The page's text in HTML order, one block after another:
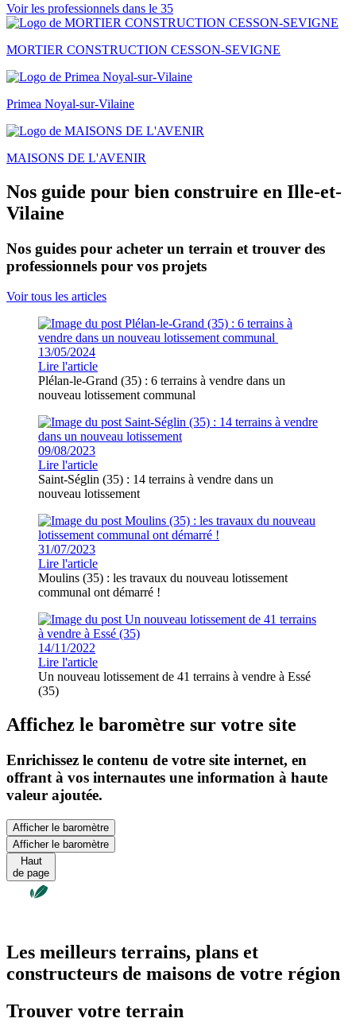
Voir les professionnels dans le 35
MORTIER CONSTRUCTION CESSON-SEVIGNE
Primea Noyal-sur-Vilaine
MAISONS DE L'AVENIR
Nos guide pour bien construire en Ille-et-
Vilaine
Nos guides pour acheter un terrain et trouver des
professionnels pour vos projets
Voir tous les articles
13/05/2024
Lire l'article
Plélan-le-Grand (35) : 6 terrains à vendre dans un
nouveau lotissement communal
09/08/2023
Lire l'article
Saint-Séglin (35) : 14 terrains à vendre dans un
nouveau lotissement
31/07/2023
Lire l'article
Moulins (35) : les travaux du nouveau lotissement
communal ont démarré !
14/11/2022
Lire l'article
Un nouveau lotissement de 41 terrains à vendre à Essé
(35)
Affichez le baromètre sur votre site
Enrichissez le contenu de votre site internet, en
offrant à vos internautes une information à haute
valeur ajoutée.
Afficher le baromètre
Afficher le baromètre
Haut
de page
Les meilleurs terrains, plans et
constructeurs de maisons de votre région
Trouver votre terrain